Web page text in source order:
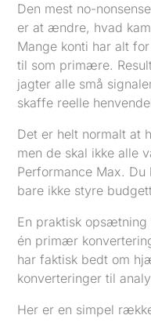
Den mest no-
er at ændre, hvad
Mange konti har alt
til som primære.
jagter alle små
skaffe reelle
Det er helt normalt at
men de skal ikke alle
Performance Max.
bare ikke styre
En praktisk
én primær
har faktisk bedt om
konverteringer til
Her er en simpel